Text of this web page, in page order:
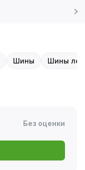
Шины Шины
Без оценки